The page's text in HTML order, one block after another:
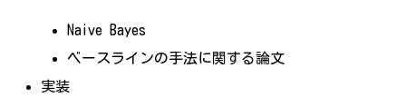
Naive Bayes
ベースラインの手法に関する論文
実装